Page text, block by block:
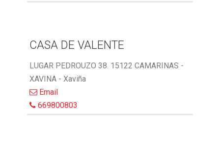
CASA DE VALENTE
LUGAR PEDROUZO 38. 15122 CAMARINAS -
XAVINA - Xaviña
Email
669800803